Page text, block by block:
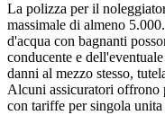
La polizza per il
massimale di almeno
d'acqua con bagnanti
conducente e
danni al mezzo stesso,
Alcuni assicuratori offrono
con tariffe per singola unita